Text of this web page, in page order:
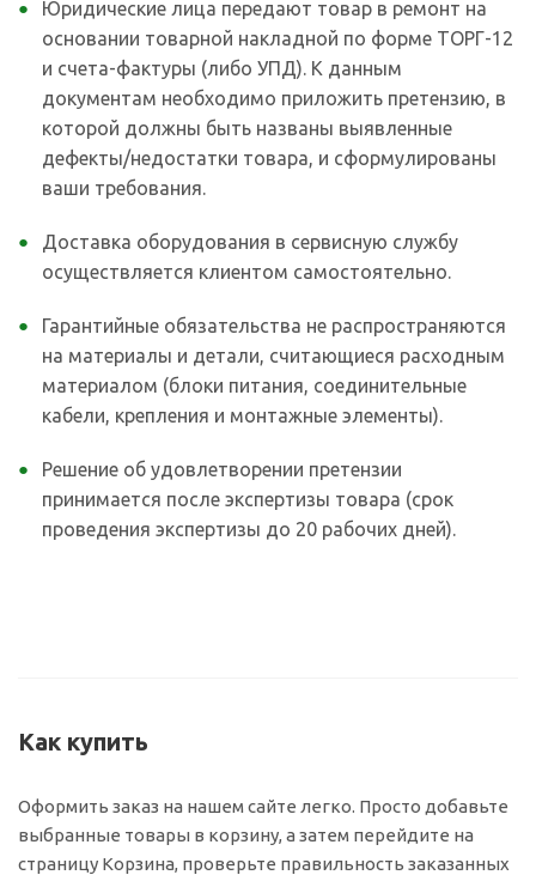
Юридические лица передают товар в ремонт на
основании товарной накладной по форме ТОРГ-12
и счета-фактуры (либо УПД). К данным
документам необходимо приложить претензию, в
которой должны быть названы выявленные
дефекты/недостатки товара, и сформулированы
ваши требования.
Доставка оборудования в сервисную службу
осуществляется клиентом самостоятельно.
Гарантийные обязательства не распространяются
на материалы и детали, считающиеся расходным
материалом (блоки питания, соединительные
кабели, крепления и монтажные элементы).
Решение об удовлетворении претензии
принимается после экспертизы товара (срок
проведения экспертизы до 20 рабочих дней).
Как купить
Оформить заказ на нашем сайте легко. Просто добавьте
выбранные товары в корзину, а затем перейдите на
страницу Корзина, проверьте правильность заказанных